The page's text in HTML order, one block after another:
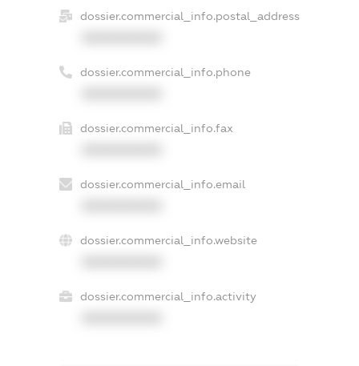
dossier.commercial_info.postal_address
dossier.commercial_info.phone
dossier.commercial_info.fax
dossier.commercial_info.email
dossier.commercial_info.website
dossier.commercial_info.activity